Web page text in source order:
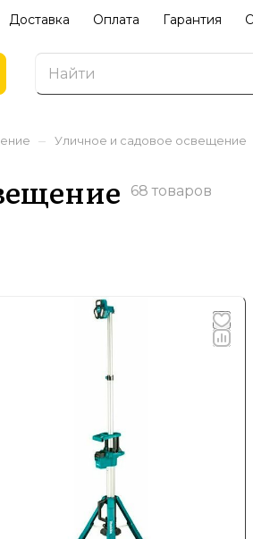
Доставка Оплата Гарантия
– Уличное и садовое освещение
68 товаров